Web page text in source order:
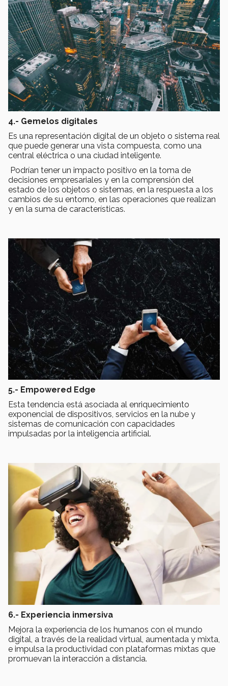
4.- Gemelos digitales
Es una representación digital de un objeto o sistema real
que puede generar una vista compuesta, como una
central eléctrica o una ciudad inteligente.
Podrían tener un impacto positivo en la toma de
decisiones empresariales y en la comprensión del
estado de los objetos o sistemas, en la respuesta a los
cambios de su entorno, en las operaciones que realizan
y en la suma de características.
5.- Empowered Edge
Esta tendencia está asociada al enriquecimiento
exponencial de dispositivos, servicios en la nube y
sistemas de comunicación con capacidades
impulsadas por la inteligencia artificial.
6.- Experiencia inmersiva
Mejora la experiencia de los humanos con el mundo
digital, a través de la realidad virtual, aumentada y mixta,
e impulsa la productividad con plataformas mixtas que
promuevan la interacción a distancia.